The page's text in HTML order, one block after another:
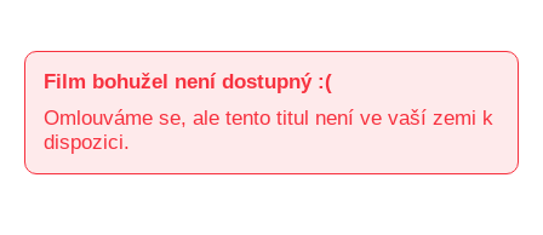
Film bohužel není dostupný :(
Omlouváme se, ale tento titul není ve vaší zemi k
dispozici.